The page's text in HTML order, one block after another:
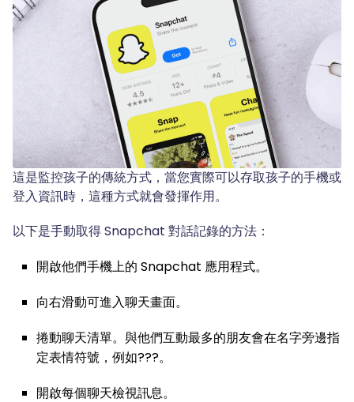
這是監控孩子的傳統方式，當您實際可以存取孩子的手機或
登入資訊時，這種方式就會發揮作用。
以下是手動取得 Snapchat 對話記錄的方法：
開啟他們手機上的 Snapchat 應用程式。
向右滑動可進入聊天畫面。
捲動聊天清單。與他們互動最多的朋友會在名字旁邊指
定表情符號，例如???。
開啟每個聊天檢視訊息。